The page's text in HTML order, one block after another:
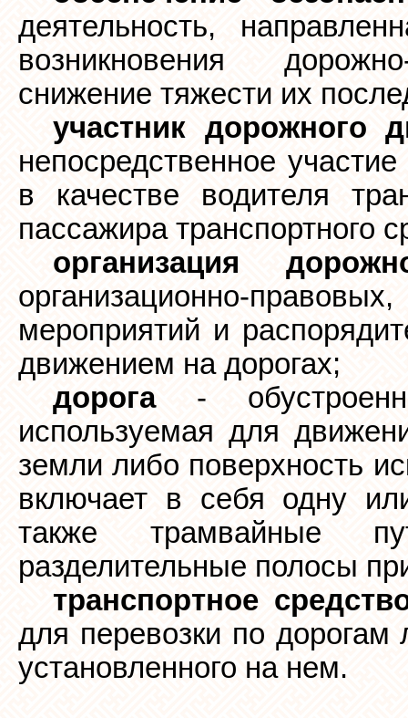
деятельность,
возникновения
снижение тяжести их
участник дорожного
непосредственное
в качестве водителя
пассажира транспортного
организация
организационно-
мероприятий и
движением на дорогах;
дорога-
используемая для
земли либо поверхность
включает в себя одну
также трамвайные
разделительные полосы
транспортное
для перевозки по дорогам
установленного на нем.